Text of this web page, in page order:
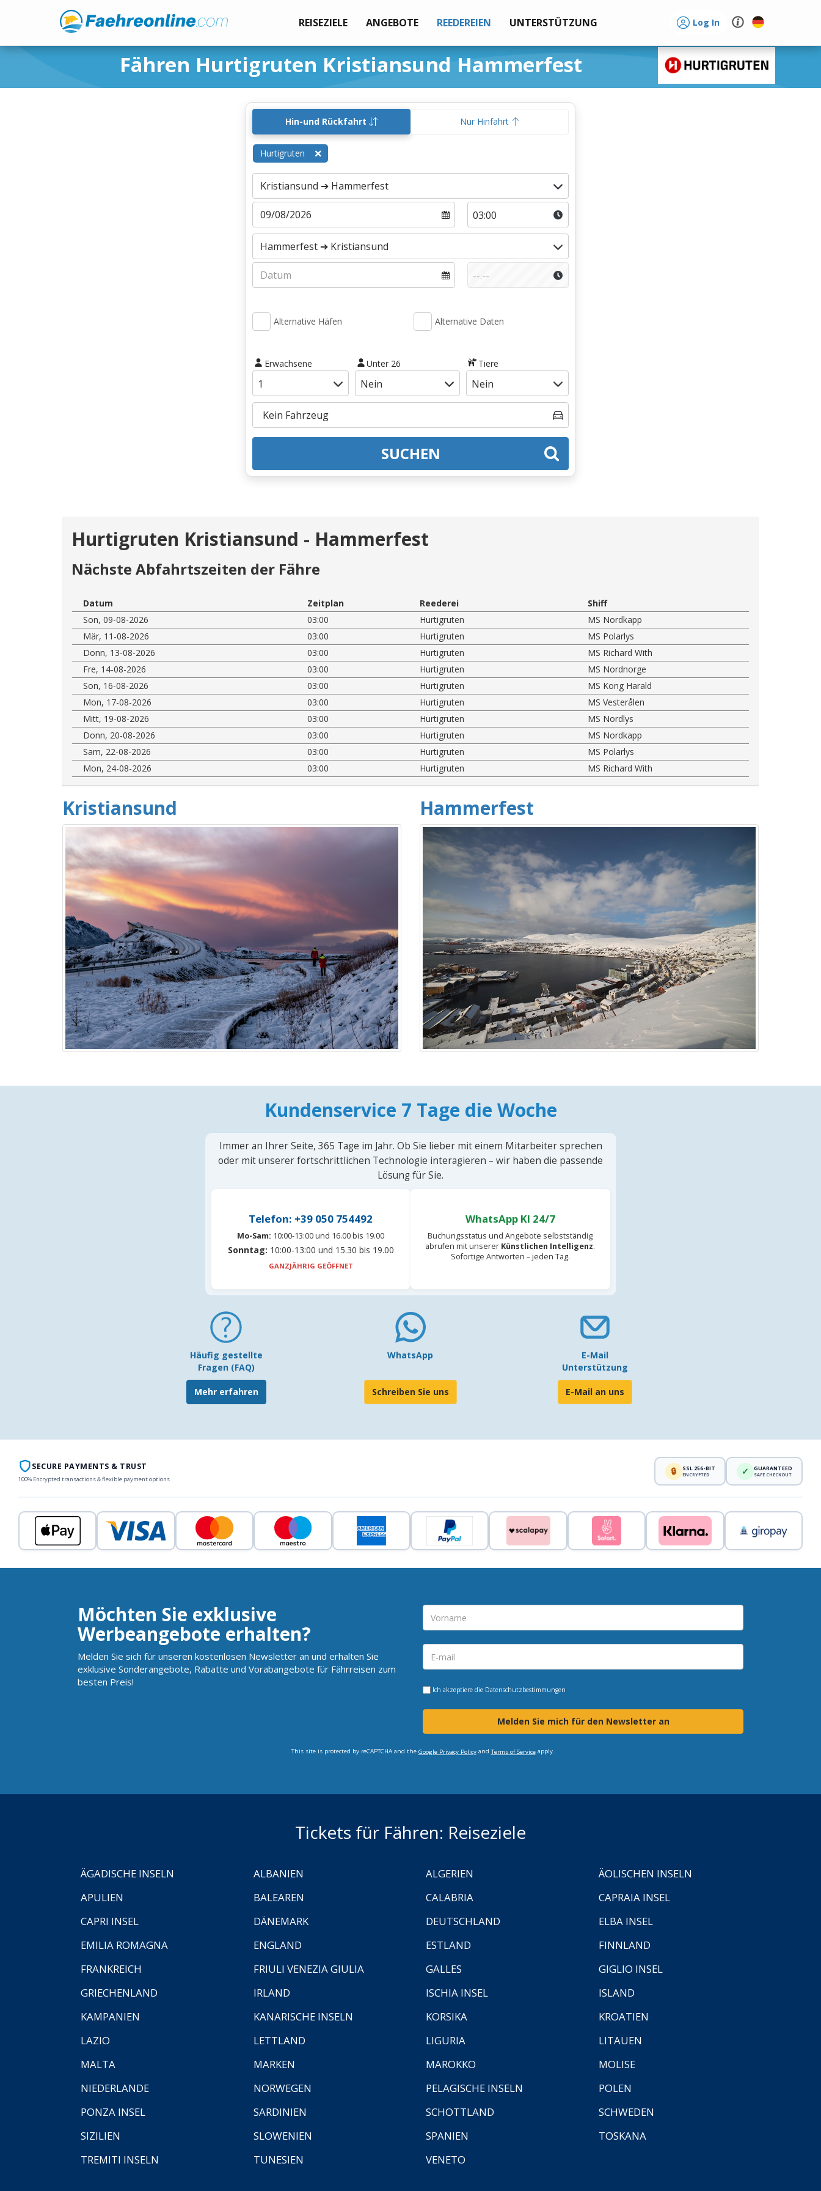
REISEZIELE ANGEBOTE REEDEREIEN UNTERSTÜTZUNG Log In
Fähren Hurtigruten Kristiansund Hammerfest
Hin-und Rückfahrt Nur Hinfahrt
Hurtigruten
Alternative Häfen Alternative Daten
Erwachsene Unter 26 Tiere
SUCHEN
Hurtigruten Kristiansund - Hammerfest
Nächste Abfahrtszeiten der Fähre
Datum Zeitplan Reederei
Shiff
Son, 09-08-2026
03:00 Hurtigruten
MS Nordkapp
Mär, 11-08-2026
03:00 Hurtigruten
MS Polarlys
Donn, 13-08-2026
03:00 Hurtigruten
MS Richard With
Fre, 14-08-2026
03:00 Hurtigruten
MS Nordnorge
Son, 16-08-2026
03:00 Hurtigruten
MS Kong Harald
Mon, 17-08-2026
03:00 Hurtigruten
MS Vesterålen
Mitt, 19-08-2026
03:00 Hurtigruten
MS Nordlys
Donn, 20-08-2026
03:00 Hurtigruten
MS Nordkapp
Sam, 22-08-2026
03:00 Hurtigruten
MS Polarlys
Mon, 24-08-2026
03:00 Hurtigruten MS Richard With
Kristiansund Hammerfest
Kundenservice 7 Tage die Woche
Immer an Ihrer Seite, 365 Tage im Jahr. Ob Sie lieber mit einem Mitarbeiter sprechen
oder mit unserer fortschrittlichen Technologie interagieren – wir haben die passende
Lösung für Sie.
Telefon: +39 050 754492
Mo-Sam: 10:00-13:00 und 16.00 bis 19.00
Sonntag: 10:00-13:00 und 15.30 bis 19.00
GANZJÄHRIG GEÖFFNET
WhatsApp KI 24/7
Buchungsstatus und Angebote selbstständig
abrufen mit unserer Künstlichen Intelligenz.
Sofortige Antworten – jeden Tag.
Häufig gestellte
Fragen (FAQ)
Mehr erfahren
WhatsApp
Schreiben Sie uns
E-Mail
Unterstützung
E-Mail an uns
SECURE PAYMENTS & TRUST
100% Encrypted transactions & flexible payment options
🔒 SSL 256-BIT
ENCRYPTED ✓ GUARANTEED
SAFE CHECKOUT
Möchten Sie exklusive
Werbeangebote erhalten?
Melden Sie sich für unseren kostenlosen Newsletter an und erhalten Sie
exklusive Sonderangebote, Rabatte und Vorabangebote für Fährreisen zum
besten Preis!
Ich akzeptiere die Datenschutzbestimmungen
Melden Sie mich für den Newsletter an
This site is protected by reCAPTCHA and the Google Privacy Policyand Terms of Serviceapply.
Tickets für Fähren: Reiseziele
ÄGADISCHE INSELN ALBANIEN ALGERIEN
ÄOLISCHEN INSELN
APULIEN
BALEAREN CALABRIA
CAPRAIA INSEL
CAPRI INSEL
DÄNEMARK DEUTSCHLAND
ELBA INSEL
EMILIA ROMAGNA
ENGLAND ESTLAND
FINNLAND
FRANKREICH
FRIULI VENEZIA GIULIA GALLES
GIGLIO INSEL
GRIECHENLAND
IRLAND ISCHIA INSEL
ISLAND
KAMPANIEN
KANARISCHE INSELN KORSIKA
KROATIEN
LAZIO
LETTLAND LIGURIA
LITAUEN
MALTA
MARKEN MAROKKO
MOLISE
NIEDERLANDE
NORWEGEN PELAGISCHE INSELN
POLEN
PONZA INSEL
SARDINIEN SCHOTTLAND
SCHWEDEN
SIZILIEN
SLOWENIEN SPANIEN
TOSKANA
TREMITI INSELN
TUNESIEN VENETO